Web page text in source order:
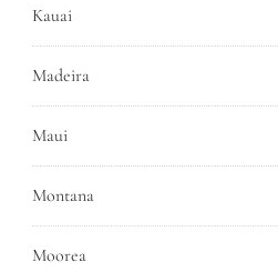
Kauai
Madeira
Maui
Montana
Moorea